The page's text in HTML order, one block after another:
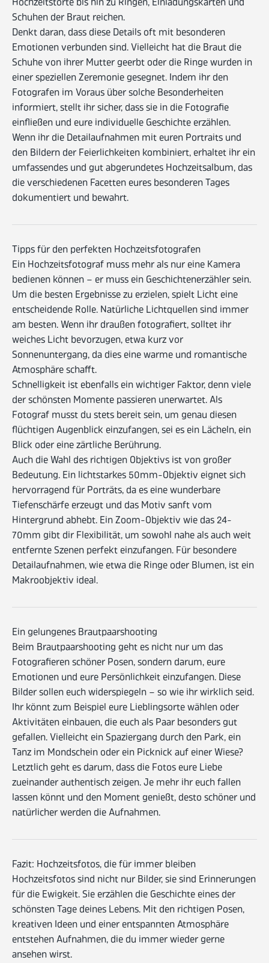
Hochzeitstorte bis hin zu Ringen, Einladungskarten und
Schuhen der Braut reichen.
Denkt daran, dass diese Details oft mit besonderen
Emotionen verbunden sind. Vielleicht hat die Braut die
Schuhe von ihrer Mutter geerbt oder die Ringe wurden in
einer speziellen Zeremonie gesegnet. Indem ihr den
Fotografen im Voraus über solche Besonderheiten
informiert, stellt ihr sicher, dass sie in die Fotografie
einfließen und eure individuelle Geschichte erzählen.
Wenn ihr die Detailaufnahmen mit euren Portraits und
den Bildern der Feierlichkeiten kombiniert, erhaltet ihr ein
umfassendes und gut abgerundetes Hochzeitsalbum, das
die verschiedenen Facetten eures besonderen Tages
dokumentiert und bewahrt.
Tipps für den perfekten Hochzeitsfotografen
Ein Hochzeitsfotograf muss mehr als nur eine Kamera
bedienen können – er muss ein Geschichtenerzähler sein.
Um die besten Ergebnisse zu erzielen, spielt Licht eine
entscheidende Rolle. Natürliche Lichtquellen sind immer
am besten. Wenn ihr draußen fotografiert, solltet ihr
weiches Licht bevorzugen, etwa kurz vor
Sonnenuntergang, da dies eine warme und romantische
Atmosphäre schafft.
Schnelligkeit ist ebenfalls ein wichtiger Faktor, denn viele
der schönsten Momente passieren unerwartet. Als
Fotograf musst du stets bereit sein, um genau diesen
flüchtigen Augenblick einzufangen, sei es ein Lächeln, ein
Blick oder eine zärtliche Berührung.
Auch die Wahl des richtigen Objektivs ist von großer
Bedeutung. Ein lichtstarkes 50mm-Objektiv eignet sich
hervorragend für Porträts, da es eine wunderbare
Tiefenschärfe erzeugt und das Motiv sanft vom
Hintergrund abhebt. Ein Zoom-Objektiv wie das 24-
70mm gibt dir Flexibilität, um sowohl nahe als auch weit
entfernte Szenen perfekt einzufangen. Für besondere
Detailaufnahmen, wie etwa die Ringe oder Blumen, ist ein
Makroobjektiv ideal.
Ein gelungenes Brautpaarshooting
Beim Brautpaarshooting geht es nicht nur um das
Fotografieren schöner Posen, sondern darum, eure
Emotionen und eure Persönlichkeit einzufangen. Diese
Bilder sollen euch widerspiegeln – so wie ihr wirklich seid.
Ihr könnt zum Beispiel eure Lieblingsorte wählen oder
Aktivitäten einbauen, die euch als Paar besonders gut
gefallen. Vielleicht ein Spaziergang durch den Park, ein
Tanz im Mondschein oder ein Picknick auf einer Wiese?
Letztlich geht es darum, dass die Fotos eure Liebe
zueinander authentisch zeigen. Je mehr ihr euch fallen
lassen könnt und den Moment genießt, desto schöner und
natürlicher werden die Aufnahmen.
Fazit: Hochzeitsfotos, die für immer bleiben
Hochzeitsfotos sind nicht nur Bilder, sie sind Erinnerungen
für die Ewigkeit. Sie erzählen die Geschichte eines der
schönsten Tage deines Lebens. Mit den richtigen Posen,
kreativen Ideen und einer entspannten Atmosphäre
entstehen Aufnahmen, die du immer wieder gerne
ansehen wirst.